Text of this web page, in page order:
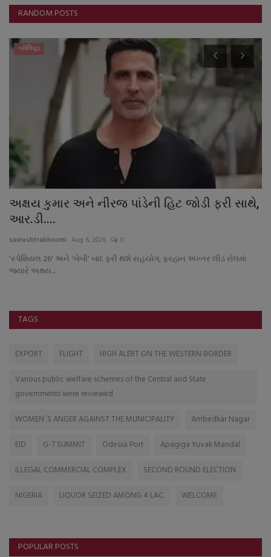
RANDOM POSTS
બોલિવૂડ
અક્ષય કુમાર અને નીરજ પાંડેની હિટ જોડી ફરી સાથે,
આર.ડી....
saurashtrabhoomi Aug 6, 2026 0
'સ્પેશિયલ 26' અને 'બેબી' બાદ ફરી થશે સહયોગ, ફરહાન અખ્તર લીડ રોલમાં
જ્યારે અક્ષય...
TAGS
EXPORT FLIGHT
HIGH ALERT ON THE WESTERN BORDER
Various public welfare schemes of the Central and State
governments were reviewed
WOMEN`S ANGER AGAINST THE MUNICIPALITY
Ambedkar Nagar
EID
G-7 SUMMIT Odessa Port
Apagiga Yuvak Mandal
ILLEGAL COMMERCIAL COMPLEX
SECOND ROUND ELECTION
NIGERIA
LIQUOR SEIZED AMONG 4 LAC. WELCOME
POPULAR POSTS